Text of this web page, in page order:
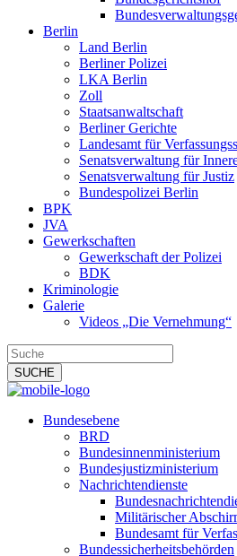
Berlin
Land Berlin
Berliner Polizei
LKA Berlin
Zoll
Staatsanwaltschaft
Berliner Gerichte
Landesamt für
Senatsverwaltung für
Senatsverwaltung für Justiz
Bundespolizei Berlin
BPK
JVA
Gewerkschaften
Gewerkschaft der Polizei
BDK
Kriminologie
Galerie
Videos „Die Vernehmung“
Bundesebene
BRD
Bundesinnenministerium
Bundesjustizministerium
Nachrichtendienste
Militärischer
Bundesamt für
Bundessicherheitsbehörden